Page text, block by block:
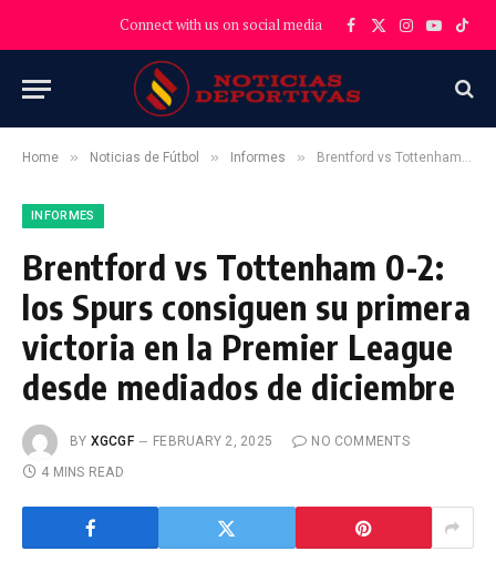
Connect with us on social media Facebook
X
Instagram
YouTube
Home » Noticias de Fútbol » Informes » Brentford vs Tottenham 0-2: los Spurs consiguen su primera victoria en la Premier League desde mediados de diciembre
INFORMES
Brentford vs Tottenham 0-2:
los Spurs consiguen su primera
victoria en la Premier League
desde mediados de diciembre
BY XGCGF FEBRUARY 2, 2025
NO COMMENTS
4 MINS READ